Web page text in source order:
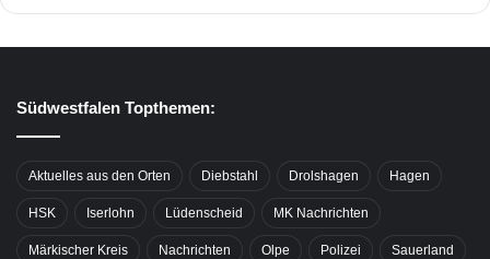
Südwestfalen Topthemen:
Aktuelles aus den Orten Diebstahl Drolshagen Hagen
HSK Iserlohn Lüdenscheid MK Nachrichten
Märkischer Kreis Nachrichten Olpe Polizei Sauerland